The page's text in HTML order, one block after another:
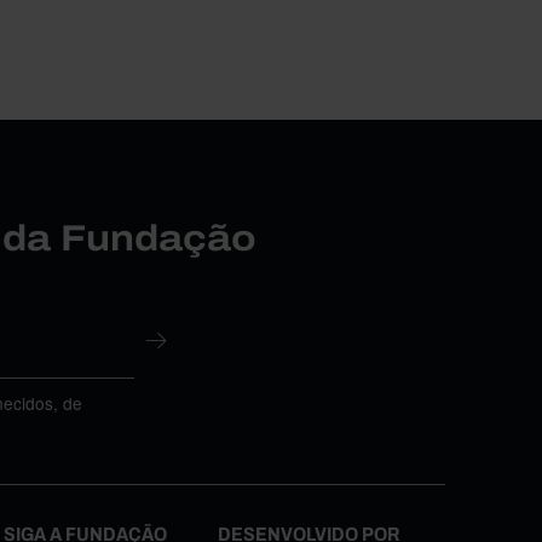
Fundação
de
SIGA A FUNDAÇÃO DESENVOLVIDO POR